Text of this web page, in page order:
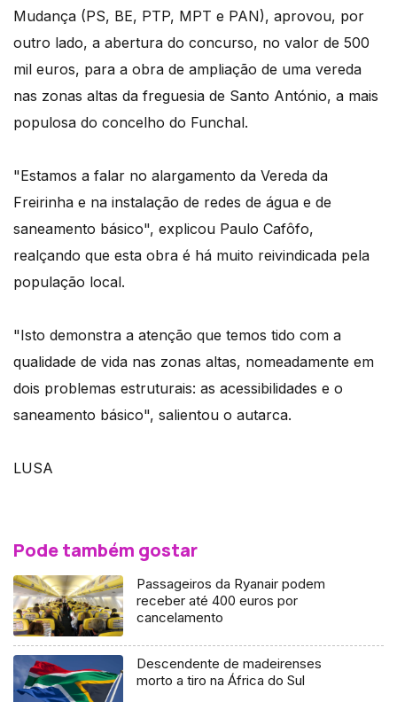
Mudança (PS, BE, PTP, MPT e PAN), aprovou, por
outro lado, a abertura do concurso, no valor de 500
mil euros, para a obra de ampliação de uma vereda
nas zonas altas da freguesia de Santo António, a mais
populosa do concelho do Funchal.
"Estamos a falar no alargamento da Vereda da
Freirinha e na instalação de redes de água e de
saneamento básico", explicou Paulo Cafôfo,
realçando que esta obra é há muito reivindicada pela
população local.
"Isto demonstra a atenção que temos tido com a
qualidade de vida nas zonas altas, nomeadamente em
dois problemas estruturais: as acessibilidades e o
saneamento básico", salientou o autarca.
LUSA
Pode também gostar
Passageiros da Ryanair podem
receber até 400 euros por
cancelamento
Descendente de madeirenses
morto a tiro na África do Sul